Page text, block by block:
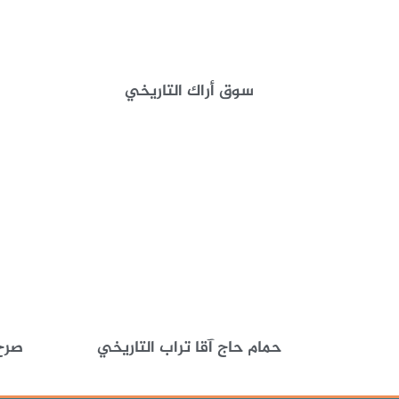
سوق أراك التاريخي
حمام حاج آقا تراب التاريخي